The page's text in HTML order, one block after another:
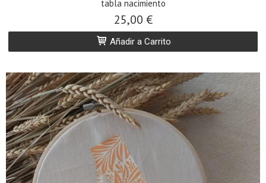
tabla nacimiento
25,00 €
Añadir a Carrito